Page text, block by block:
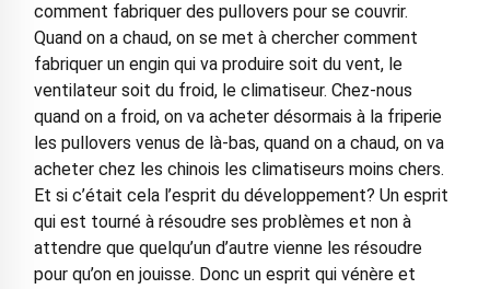
comment fabriquer des pullovers pour se couvrir.
Quand on a chaud, on se met à chercher comment
fabriquer un engin qui va produire soit du vent, le
ventilateur soit du froid, le climatiseur. Chez-nous
quand on a froid, on va acheter désormais à la friperie
les pullovers venus de là-bas, quand on a chaud, on va
acheter chez les chinois les climatiseurs moins chers.
Et si c’était cela l’esprit du développement? Un esprit
qui est tourné à résoudre ses problèmes et non à
attendre que quelqu’un d’autre vienne les résoudre
pour qu’on en jouisse. Donc un esprit qui vénère et